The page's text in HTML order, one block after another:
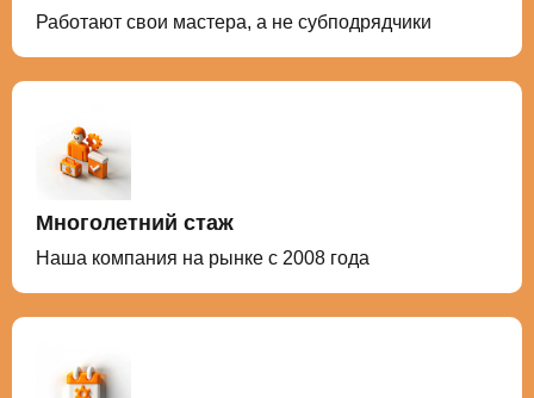
Работают свои мастера, а не субподрядчики
Многолетний стаж
Наша компания на рынке с 2008 года